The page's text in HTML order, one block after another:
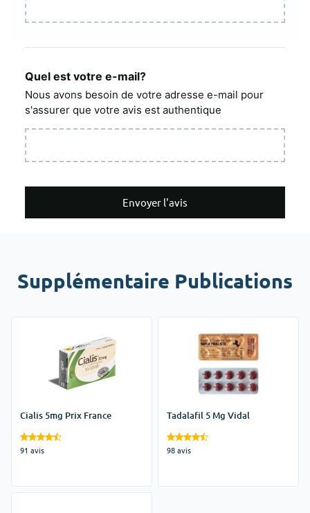
Quel est votre e-mail?
Nous avons besoin de votre adresse e-mail pour
s'assurer que votre avis est authentique
Envoyer l'avis
Supplémentaire Publications
Cialis 5mg Prix France
91 avis
Tadalafil 5 Mg Vidal
98 avis